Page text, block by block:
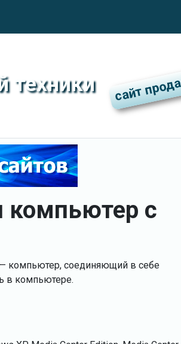
техники
компьютер с
компьютер, соединяющий в себе
в компьютере.